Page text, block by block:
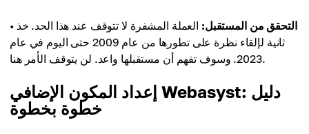
• التحقق من المستقبل: العملة المشفرة لا تتوقف عند هذا الحد. خذ
ثانية لإلقاء نظرة على تطورها من عام 2009 حتى اليوم في عام
2023. وسوف تفهم أن مستقبلها واعد. لن يتوقف الأمر هنا.
إعداد المكون الإضافي Webasyst: دليل
خطوة بخطوة